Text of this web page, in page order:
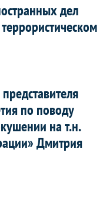
дел
по поводу
на т.н.
Дмитрия